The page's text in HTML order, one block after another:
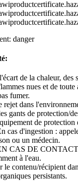
danger
de la chaleur, des
nues et de toute
fumer.
rejet dans
gants de protection/
de protection
cas d'ingestion :
ou un médecin.
CAS DE
à l'eau.
contenu/récipient
persistants.